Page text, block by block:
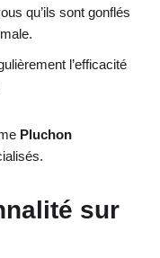
qu’ils sont gonflés
l’efficacité
Pluchon
sur